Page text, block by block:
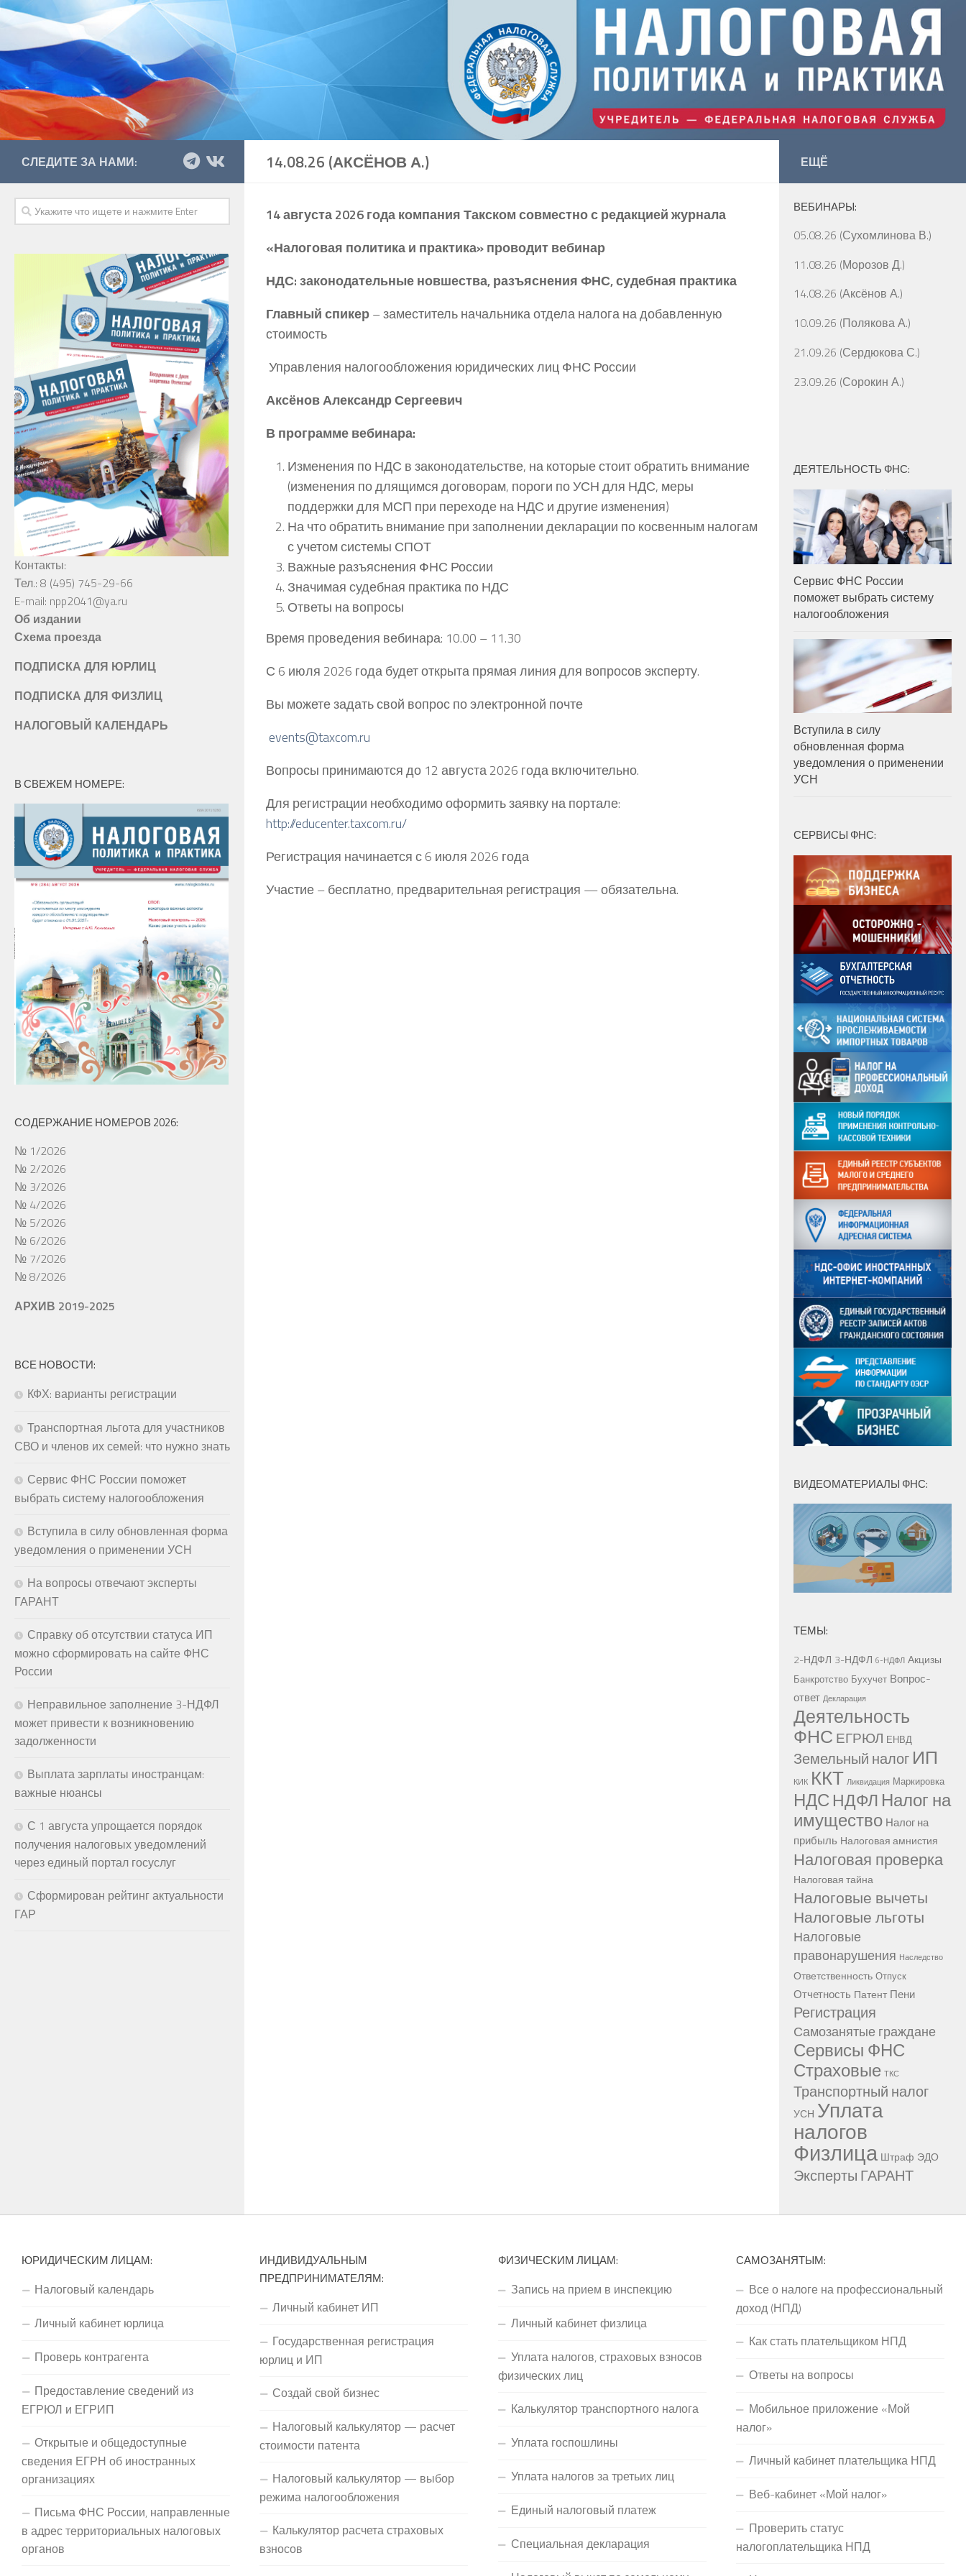
14.08.26 (АКСЁНОВ А.)
14 августа 2026 года компания Такском совместно с редакцией журнала
«Налоговая политика и практика» проводит вебинар
НДС: законодательные новшества, разъяснения ФНС, судебная практика
Главный спикер– заместитель начальника отдела налога на добавленную
стоимость
Управления налогообложения юридических лиц ФНС России
Аксёнов Александр Сергеевич
В программе вебинара:
Изменения по НДС в законодательстве, на которые стоит обратить внимание
(изменения по длящимся договорам, пороги по УСН для НДС, меры
поддержки для МСП при переходе на НДС и другие изменения)
На что обратить внимание при заполнении декларации по косвенным налогам
с учетом системы СПОТ
Важные разъяснения ФНС России
Значимая судебная практика по НДС
Ответы на вопросы
Время проведения вебинара: 10.00 – 11.30
С 6 июля 2026 года будет открыта прямая линия для вопросов эксперту.
Вы можете задать свой вопрос по электронной почте
events@taxcom.ru
Вопросы принимаются до 12 августа 2026 года включительно.
Для регистрации необходимо оформить заявку на портале:
http://educenter.taxcom.ru/
Регистрация начинается с 6 июля 2026 года
Участие – бесплатно, предварительная регистрация — обязательна.
СЛЕДИТЕ ЗА НАМИ:
Контакты:
Тел.: 8 (495) 745-29-66
E-mail: npp2041@ya.ru
Об издании
Схема проезда
ПОДПИСКА ДЛЯ ЮРЛИЦ
ПОДПИСКА ДЛЯ ФИЗЛИЦ
НАЛОГОВЫЙ КАЛЕНДАРЬ
В СВЕЖЕМ НОМЕРЕ:
СОДЕРЖАНИЕ НОМЕРОВ 2026:
№ 1/2026
№ 2/2026
№ 3/2026
№ 4/2026
№ 5/2026
№ 6/2026
№ 7/2026
№ 8/2026
АРХИВ 2019-2025
ВСЕ НОВОСТИ:
КФХ: варианты регистрации
Транспортная льгота для участников
СВО и членов их семей: что нужно знать
Сервис ФНС России поможет
выбрать систему налогообложения
Вступила в силу обновленная форма
уведомления о применении УСН
На вопросы отвечают эксперты
ГАРАНТ
Справку об отсутствии статуса ИП
можно сформировать на сайте ФНС
России
Неправильное заполнение 3-НДФЛ
может привести к возникновению
задолженности
Выплата зарплаты иностранцам:
важные нюансы
С 1 августа упрощается порядок
получения налоговых уведомлений
через единый портал госуслуг
Сформирован рейтинг актуальности
ГАР
ЕЩЁ
ВЕБИНАРЫ:
05.08.26 (Сухомлинова В.)
11.08.26 (Морозов Д.)
14.08.26 (Аксёнов А.)
10.09.26 (Полякова А.)
21.09.26 (Сердюкова С.)
23.09.26 (Сорокин А.)
ДЕЯТЕЛЬНОСТЬ ФНС:
Сервис ФНС России
поможет выбрать систему
налогообложения
Вступила в силу
обновленная форма
уведомления о применении
УСН
СЕРВИСЫ ФНС:
ВИДЕОМАТЕРИАЛЫ ФНС:
ТЕМЫ:
2-НДФЛ 3-НДФЛ 6-НДФЛ Акцизы
Банкротство Бухучет Вопрос-
ответ Декларация
Деятельность
ФНС ЕГРЮЛ ЕНВД
Земельный налог ИП
КИК ККТ Ликвидация Маркировка
НДС НДФЛ Налог на
имущество Налог на
прибыль Налоговая амнистия
Налоговая проверка
Налоговая тайна
Налоговые вычеты
Налоговые льготы
Налоговые
правонарушения Наследство
Ответственность Отпуск
Отчетность Патент Пени
Регистрация
Самозанятые граждане
Сервисы ФНС
Страховые ТКС
Транспортный налог
УСН Уплата
налогов
Физлица Штраф ЭДО
Эксперты ГАРАНТ
ЮРИДИЧЕСКИМ ЛИЦАМ:
Налоговый календарь
Личный кабинет юрлица
Проверь контрагента
Предоставление сведений из
ЕГРЮЛ и ЕГРИП
Открытые и общедоступные
сведения ЕГРН об иностранных
организациях
Письма ФНС России, направленные
в адрес территориальных налоговых
органов
ИНДИВИДУАЛЬНЫМ
ПРЕДПРИНИМАТЕЛЯМ:
Личный кабинет ИП
Государственная регистрация
юрлиц и ИП
Создай свой бизнес
Налоговый калькулятор — расчет
стоимости патента
Налоговый калькулятор — выбор
режима налогообложения
Калькулятор расчета страховых
взносов
ФИЗИЧЕСКИМ ЛИЦАМ:
Запись на прием в инспекцию
Личный кабинет физлица
Уплата налогов, страховых взносов
физических лиц
Калькулятор транспортного налога
Уплата госпошлины
Уплата налогов за третьих лиц
Единый налоговый платеж
Специальная декларация
САМОЗАНЯТЫМ:
Все о налоге на профессиональный
доход (НПД)
Как стать плательщиком НПД
Ответы на вопросы
Мобильное приложение «Мой
налог»
Личный кабинет плательщика НПД
Веб-кабинет «Мой налог»
Проверить статус
налогоплательщика НПД